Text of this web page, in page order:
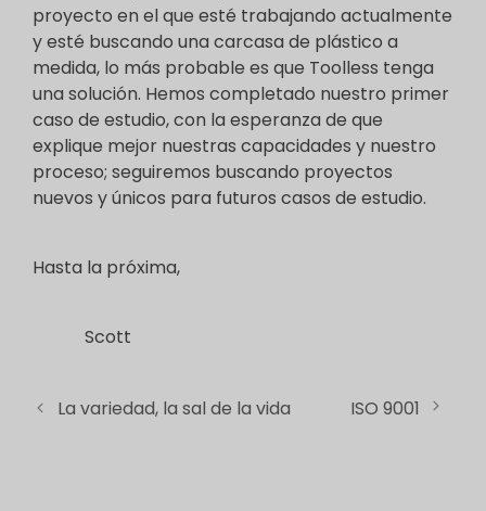
proyecto en el que esté trabajando actualmente
y esté buscando una carcasa de plástico a
medida, lo más probable es que Toolless tenga
una solución. Hemos completado nuestro primer
caso de estudio, con la esperanza de que
explique mejor nuestras capacidades y nuestro
proceso; seguiremos buscando proyectos
nuevos y únicos para futuros casos de estudio.
Hasta la próxima,
Scott
La variedad, la sal de la vida ISO 9001